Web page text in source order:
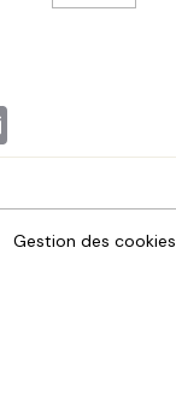
Gestion des cookies